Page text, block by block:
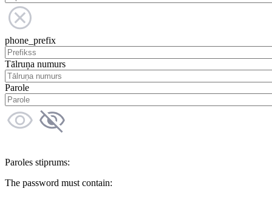
phone_prefix
Tālruņa numurs
Parole
Paroles stiprums:
The password must contain: